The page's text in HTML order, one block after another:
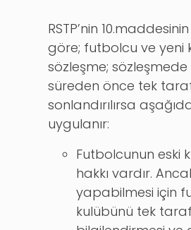
RSTP’nin
göre; futbolcu ve yeni
sözleşme;
süreden önce tek
sonlandırılırsa
uygulanır:
Futbolcunun eski
hakkı vardır.
yapabilmesi için
kulübünü tek